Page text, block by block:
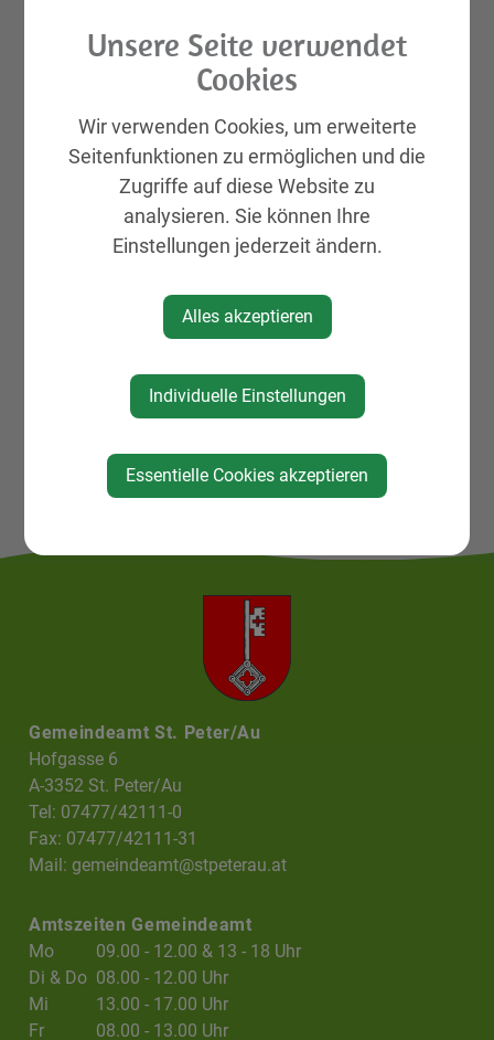
Gemeindeamt St. Peter/Au
Hofgasse 6
A-3352 St. Peter/Au
Tel: 07477/42111-0
Fax: 07477/42111-31
Mail:gemeindeamt@stpeterau.at
Amtszeiten Gemeindeamt
Mo
09.00 - 12.00 & 13 - 18 Uhr
Di & Do 08.00 - 12.00 Uhr
Mi
13.00 - 17.00 Uhr
Fr
08.00 - 13.00 Uhr
Unsere Seite verwendet
Cookies
Wir verwenden Cookies, um erweiterte
Seitenfunktionen zu ermöglichen und die
Zugriffe auf diese Website zu
analysieren. Sie können Ihre
Einstellungen jederzeit ändern.
Alles akzeptieren
Individuelle Einstellungen
Essentielle Cookies akzeptieren